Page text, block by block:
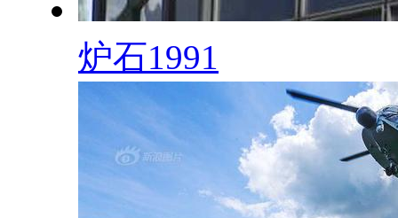
炉石1991